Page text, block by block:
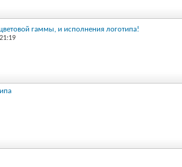
гаммы, и исполнения логотипа!